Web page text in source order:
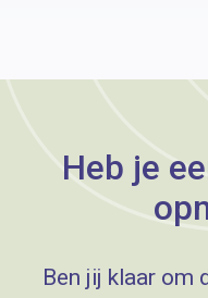
Heb je
Ben jij klaar om